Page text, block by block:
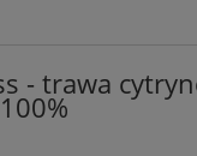
- trawa